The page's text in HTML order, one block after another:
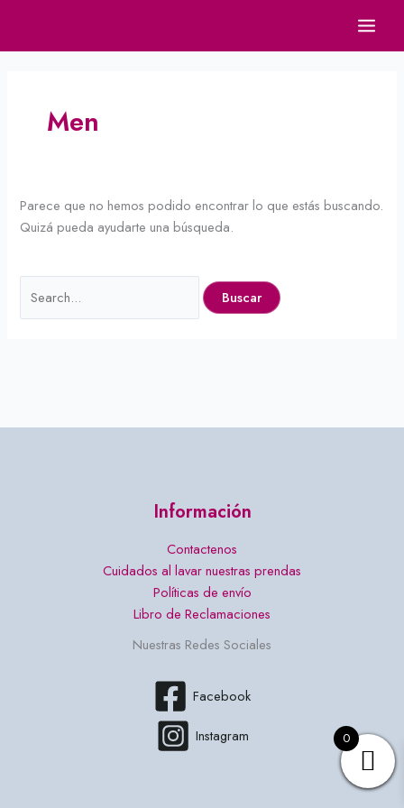
contenido
Men
Parece que no hemos podido encontrar lo que estás buscando.
Quizá pueda ayudarte una búsqueda.
Información
Contactenos
Cuidados al lavar nuestras prendas
Políticas de envío
Libro de Reclamaciones
Nuestras Redes Sociales
Facebook
Instagram 0